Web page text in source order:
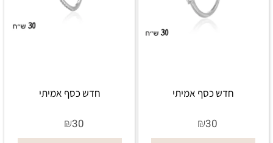
חדש כסף אמיתי
₪30
חדש כסף אמיתי
₪30